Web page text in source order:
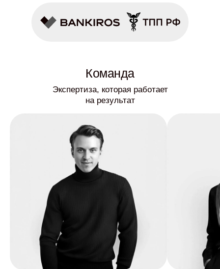
Команда
Экспертиза, которая работает
на результат